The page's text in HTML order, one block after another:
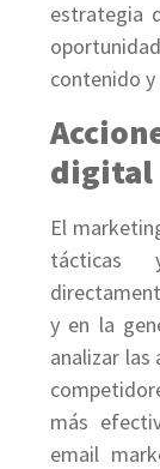
estrategia
contenido
digital
El
tácticas
y en la
analizar
más
email